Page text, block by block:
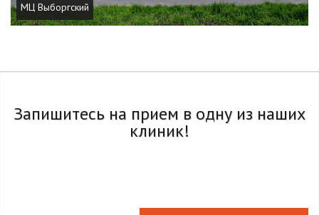
МЦ Выборгский
Запишитесь на прием в одну из наших
клиник!